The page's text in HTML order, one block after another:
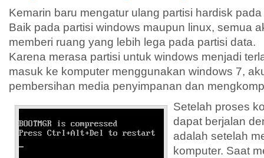
Kemarin baru mengatur ulang partisi hardisk pada
Baik pada partisi windows maupun linux, semua
memberi ruang yang lebih lega pada partisi data.
Karena merasa partisi untuk windows menjadi
masuk ke komputer menggunakan windows 7,
pembersihan media penyimpanan dan
Setelah proses
dapat berjalan
adalah setelah
komputer. Saat